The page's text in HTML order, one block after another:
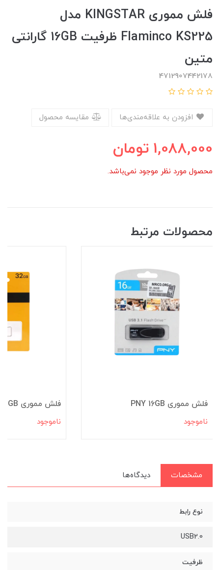
فلش مموری KINGSTAR مدل
Flaminco KS225 ظرفیت 16GB گارانتی
متین
4712907442178
مقایسه محصول
1,088,000 تومان
محصول مورد نظر موجود نمی‌باشد.
محصولات مرتبط
فلش مموری PNY 16GB
ناموجود
فلش مموری KODAK K112 32GB
ناموجود
مشخصات دیدگاه‌ها
نوع رابط
USB2.0
ظرفیت